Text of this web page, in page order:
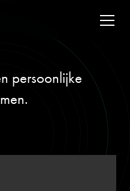
persoonlijke